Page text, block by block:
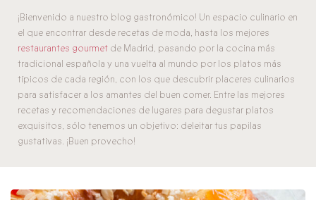
¡Bienvenido a nuestro blog gastronómico! Un espacio culinario en
el que encontrar desde recetas de moda, hasta los mejores
restaurantes gourmet de Madrid, pasando por la cocina más
tradicional española y una vuelta al mundo por los platos más
típicos de cada región, con los que descubrir placeres culinarios
para satisfacer a los amantes del buen comer. Entre las mejores
recetas y recomendaciones de lugares para degustar platos
exquisitos, sólo tenemos un objetivo: deleitar tus papilas
gustativas. ¡Buen provecho!